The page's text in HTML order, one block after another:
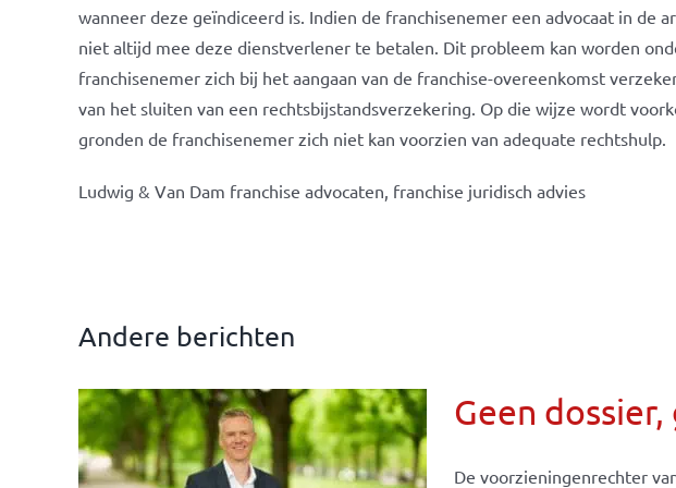
wanneer deze geïndiceerd is. Indien de franchisenemer een advocaat in de
niet altijd mee deze dienstverlener te betalen. Dit probleem kan worden
franchisenemer zich bij het aangaan van de franchise-overeenkomst
van het sluiten van een rechtsbijstandsverzekering. Op die wijze wordt
gronden de franchisenemer zich niet kan voorzien van adequate rechtshulp.
Ludwig & Van Dam franchise advocaten, franchise juridisch advies
Andere berichten
Geen
De voorzieningenrechter